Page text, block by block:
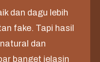
dan dagu lebih
fake. Tapi hasil
dan
banget jelasin